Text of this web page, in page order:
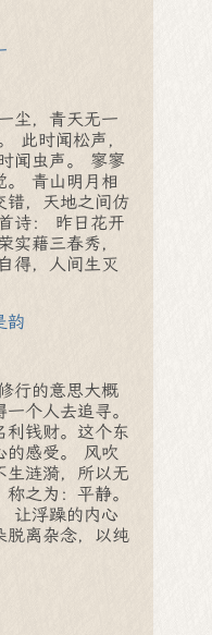
尘，青天无一
此时闻松声，
闻虫声。 寥寥
。 青山明月相
错，天地之间仿
诗： 昨日花开
实藉三春秀，
得，人间生灭
韵
行的意思大概
个人去追寻。
利钱财。这个东
的感受。 风吹
生涟漪，所以无
之为：平静。
让浮躁的内心
脱离杂念，以纯